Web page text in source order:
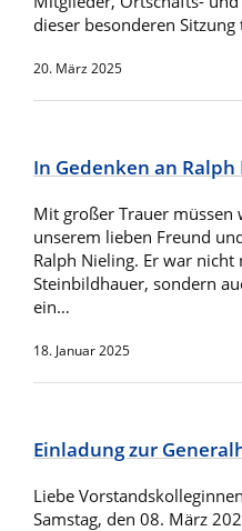
dieser besonderen
20. März 2025
In Gedenken an
Mit großer Trauer müssen
unserem lieben Freund
Ralph Nieling. Er war
Steinbildhauer, sondern
ein…
18. Januar 2025
Einladung zur
Liebe
Samstag, den 08. März